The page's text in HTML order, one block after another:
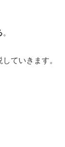
。
ていきます。